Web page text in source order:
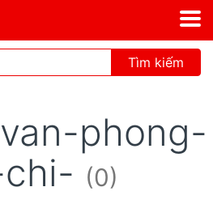
Tìm kiếm
phong-
(0)